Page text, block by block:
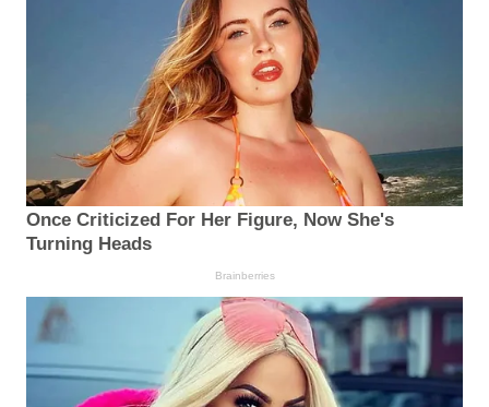
Once Criticized For Her Figure, Now She's
Turning Heads
Brainberries